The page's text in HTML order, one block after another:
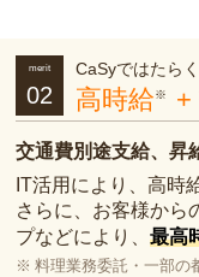
merit
02
CaSyではたら
高時給※ +
交通費別途支給、昇
IT活用により、高時
さらに、お客様から
プなどにより、最高
料理業務委託・一部の